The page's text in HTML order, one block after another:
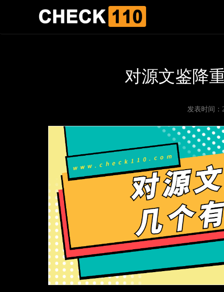
对源文鉴降
发表时间：